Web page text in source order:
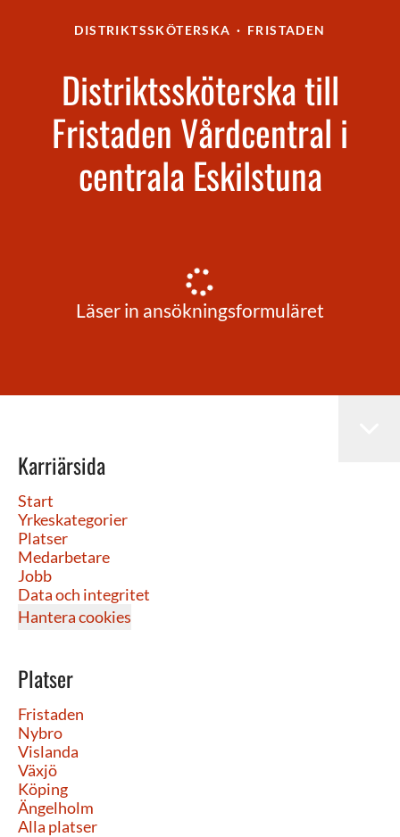
DISTRIKTSSKÖTERSKA · FRISTADEN
Distriktssköterska till
Fristaden Vårdcentral i
centrala Eskilstuna
Läser in ansökningsformuläret
Karriärsida
Start
Yrkeskategorier
Platser
Medarbetare
Jobb
Data och integritet
Hantera cookies
Platser
Fristaden
Nybro
Vislanda
Växjö
Köping
Ängelholm
Alla platser